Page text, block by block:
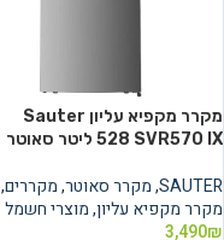
מקרר ‏מקפיא עליון Sauter
SVR570 IX ‏528 ‏ליטר סאוטר
SAUTER
,מקרר סאוטר,מקררים,
מקרר מקפיא עליון,מוצרי חשמל
3,490₪